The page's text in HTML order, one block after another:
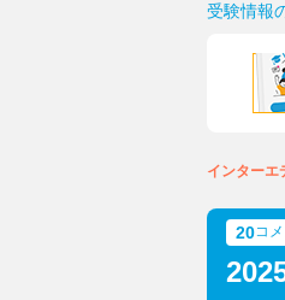
受験情報
インターエ
20コ